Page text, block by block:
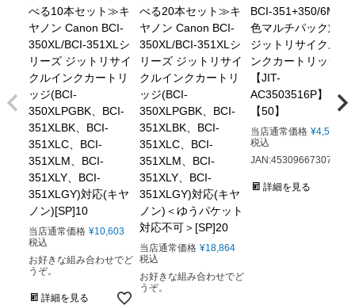
べる10本セット≫キ
ヤノン Canon BCI-
350XL/BCI-351XLシ
リーズ ジットリサイ
クルインクカートリ
ッジ(BCI-
350XLPGBK、BCI-
351XLBK、BCI-
351XLC、BCI-
351XLM、BCI-
351XLY、BCI-
351XLGY)対応(キヤ
ノン)[SP]10
当店通常価格 ¥10,603
税込
お好きな組み合わせでど
うぞ。
詳細を見る
べる20本セット≫キ
ヤノン Canon BCI-
350XL/BCI-351XLシ
リーズ ジットリサイ
クルインクカートリ
ッジ(BCI-
350XLPGBK、BCI-
351XLBK、BCI-
351XLC、BCI-
351XLM、BCI-
351XLY、BCI-
351XLGY)対応(キヤ
ノン)＜ゆうパケット
対応不可＞[SP]20
当店通常価格 ¥18,864
税込
お好きな組み合わせでど
うぞ。
BCI-351+350/6MP 6
色マルチパック対応
ジットリサイクルイ
ンクカートリッジ
【JIT-
AC3503516P】
【50】
当店通常価格 ¥4,580
税込
JAN:4530966730780
詳細を見る